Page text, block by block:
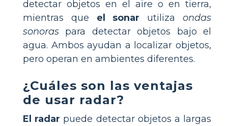
detectar objetos en el aire o en tierra,
mientras que el sonar utilizaondas
sonoras para detectar objetos bajo el
agua. Ambos ayudan a localizar objetos,
pero operan en ambientes diferentes.
¿Cuáles son las ventajas
de usar radar?
El radar puede detectar objetos a largas